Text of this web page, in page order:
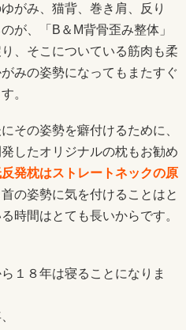
がみ、猫背、巻き肩、反り
が、「B＆M背骨歪み整体」
、そこについている筋肉も柔
みの姿勢になってもまたすぐ
。
その姿勢を癖付けるために、
したオリジナルの枕もお勧め
発枕はストレートネックの原
の姿勢に気を付けることはと
時間はとても長いからです。
１８年は寝ることになりま